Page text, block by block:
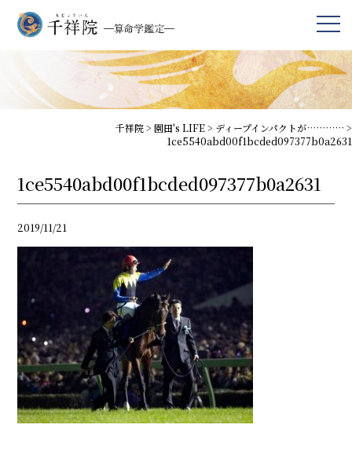
千祥院> 園田's LIFE> ディープインパクトが………… >
1ce5540abd00f1bcded097377b0a2631
1ce5540abd00f1bcded097377b0a2631
2019/11/21